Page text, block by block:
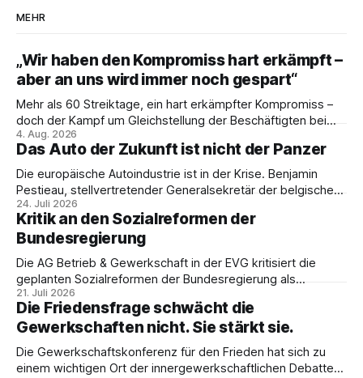
MEHR
„Wir haben den Kompromiss hart erkämpft –
aber an uns wird immer noch gespart“
Mehr als 60 Streiktage, ein hart erkämpfter Kompromiss –
doch der Kampf um Gleichstellung der Beschäftigten bei
den Vivantes-Töchtern geht weiter. Im Gespräch mit Julia-
C. Stange zieht Nicodem Tomkowiak Bilanz des
Erzwingungsstreiks und formuliert klare Erwartungen an die
Politik.
4. Aug. 2026
Das Auto der Zukunft ist nicht der Panzer
Die europäische Autoindustrie ist in der Krise. Benjamin
Pestieau, stellvertretender Generalsekretär der belgischen
PTB, zeigt, warum das kein technisches Schicksal ist – und
weshalb die Antwort nicht Aufrüstung, sondern eine
demokratische Industriepolitik im Interesse der
Beschäftigten sein muss.
24. Juli 2026
Kritik an den Sozialreformen der
Bundesregierung
Die AG Betrieb & Gewerkschaft in der EVG kritisiert die
geplanten Sozialreformen der Bundesregierung als
Belastung für Beschäftigte und Sozialstaat. In ihrer
Stellungnahme fordert sie Umverteilung, Investitionen und
gemeinsamen gewerkschaftlichen Widerstand gegen
Sozialabbau.
21. Juli 2026
Die Friedensfrage schwächt die
Gewerkschaften nicht. Sie stärkt sie.
Die Gewerkschaftskonferenz für den Frieden hat sich zu
einem wichtigen Ort der innergewerkschaftlichen Debatte